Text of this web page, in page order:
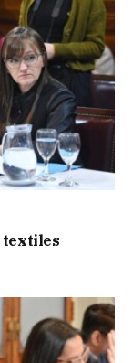
textiles